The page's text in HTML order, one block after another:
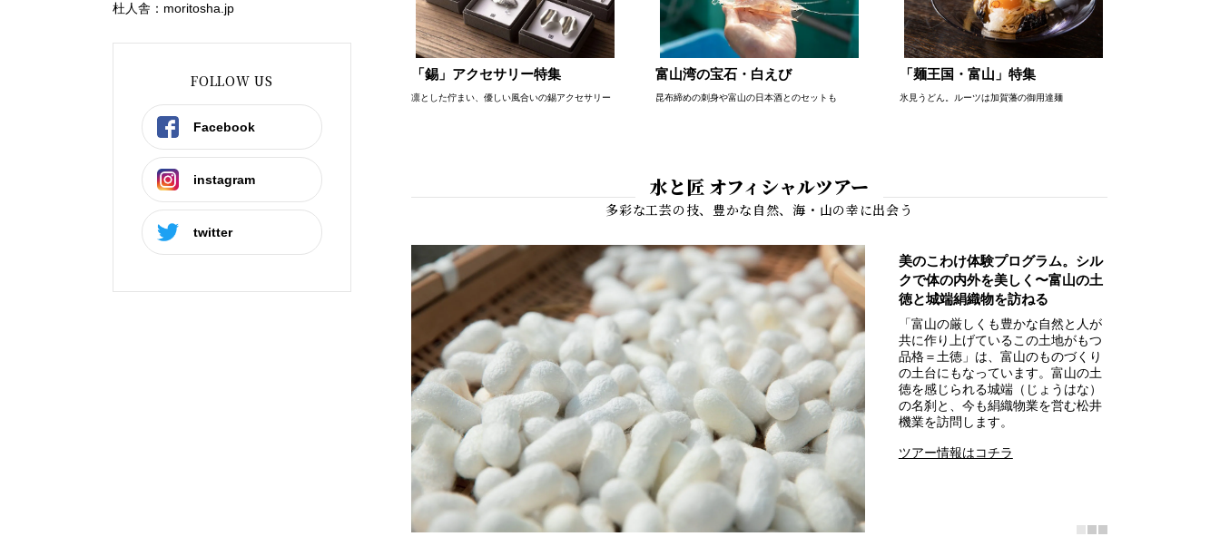
杜人舎：moritosha.jp
FOLLOW US
Facebook
instagram
twitter
「錫」アクセサリー特集
凛とした佇まい、優しい風合いの錫アクセサリー
富山湾の宝石・白えび
昆布締めの刺身や富山の日本酒とのセットも
「麺王国・富山」特集
氷見うどん。ルーツは加賀藩の御用達麺
水と匠 オフィシャルツアー
美のこわけ体験プログラム。シル
クで体の内外を美しく〜富山の土
徳と城端絹織物を訪ねる
「富山の厳しくも豊かな自然と人が
共に作り上げているこの土地がもつ
品格＝土徳」は、富山のものづくり
の土台にもなっています。富山の土
徳を感じられる城端（じょうはな）
の名刹と、今も絹織物業を営む松井
機業を訪問します。
ツアー情報はコチラ